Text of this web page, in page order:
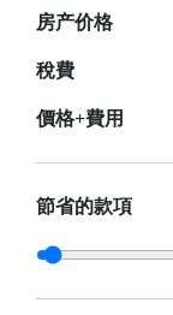
房产价格
稅費
價格+費用
節省的款項